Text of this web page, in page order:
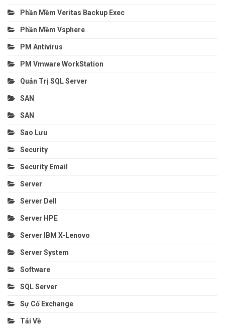
Phần Mềm Veritas Backup Exec
Phần Mềm Vsphere
PM Antivirus
PM Vmware WorkStation
Quản Trị SQL Server
SAN
SAN
Sao Lưu
Security
Security Email
Server
Server Dell
Server HPE
Server IBM X-Lenovo
Server System
Software
SQL Server
Sự Cố Exchange
Tải Về